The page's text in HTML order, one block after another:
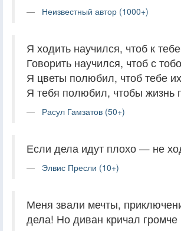
Неизвестный автор (1000+)
Я ходить научился, чтоб к
Говорить научился, чтоб с
Я цветы полюбил, чтоб тебе
Я тебя полюбил, чтобы жизнь
Расул Гамзатов (50+)
Если дела идут плохо — не
Элвис Пресли (10+)
Меня звали мечты,
дела! Но диван кричал громче